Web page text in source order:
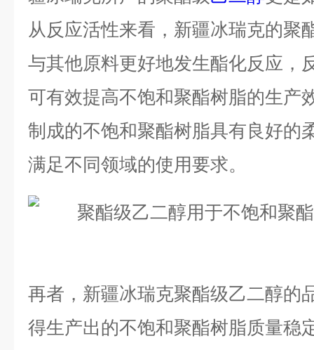
从反应活性来看，新疆冰瑞克的聚
与其他原料更好地发生酯化反应，
可有效提高不饱和聚酯树脂的生产
制成的不饱和聚酯树脂具有良好的
满足不同领域的使用要求。
再者，新疆冰瑞克聚酯级乙二醇的
得生产出的不饱和聚酯树脂质量稳